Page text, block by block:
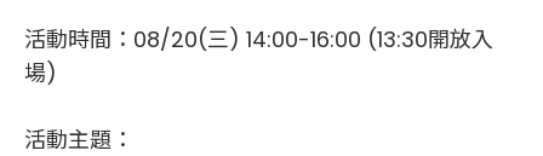
活動時間：08/20(三) 14:00-16:00 (13:30開放入
場)
活動主題：